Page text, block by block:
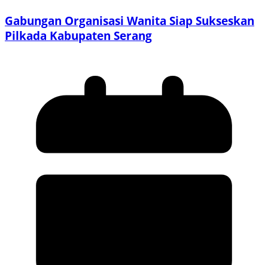
Gabungan Organisasi Wanita Siap Sukseskan
Pilkada Kabupaten Serang